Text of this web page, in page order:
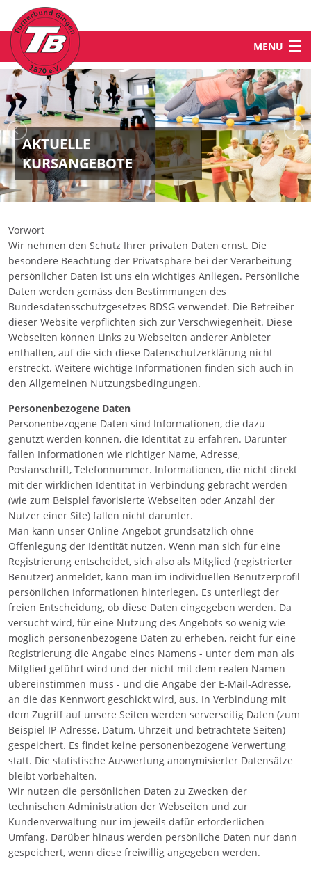
MENU
STARTSEITE
NEWS
ABTEILUNGEN & ANGEBOTE
KONTAKT
AKTUELLE
KURSANGEBOTE
Vorwort
Wir nehmen den Schutz Ihrer privaten Daten ernst. Die
besondere Beachtung der Privatsphäre bei der Verarbeitung
persönlicher Daten ist uns ein wichtiges Anliegen. Persönliche
Daten werden gemäss den Bestimmungen des
Bundesdatensschutzgesetzes BDSG verwendet. Die Betreiber
dieser Website verpflichten sich zur Verschwiegenheit. Diese
Webseiten können Links zu Webseiten anderer Anbieter
enthalten, auf die sich diese Datenschutzerklärung nicht
erstreckt. Weitere wichtige Informationen finden sich auch in
den Allgemeinen Nutzungsbedingungen.
Personenbezogene Daten
Personenbezogene Daten sind Informationen, die dazu
genutzt werden können, die Identität zu erfahren. Darunter
fallen Informationen wie richtiger Name, Adresse,
Postanschrift, Telefonnummer. Informationen, die nicht direkt
mit der wirklichen Identität in Verbindung gebracht werden
(wie zum Beispiel favorisierte Webseiten oder Anzahl der
Nutzer einer Site) fallen nicht darunter.
Man kann unser Online-Angebot grundsätzlich ohne
Offenlegung der Identität nutzen. Wenn man sich für eine
Registrierung entscheidet, sich also als Mitglied (registrierter
Benutzer) anmeldet, kann man im individuellen Benutzerprofil
persönlichen Informationen hinterlegen. Es unterliegt der
freien Entscheidung, ob diese Daten eingegeben werden. Da
versucht wird, für eine Nutzung des Angebots so wenig wie
möglich personenbezogene Daten zu erheben, reicht für eine
Registrierung die Angabe eines Namens - unter dem man als
Mitglied geführt wird und der nicht mit dem realen Namen
übereinstimmen muss - und die Angabe der E-Mail-Adresse,
an die das Kennwort geschickt wird, aus. In Verbindung mit
dem Zugriff auf unsere Seiten werden serverseitig Daten (zum
Beispiel IP-Adresse, Datum, Uhrzeit und betrachtete Seiten)
gespeichert. Es findet keine personenbezogene Verwertung
statt. Die statistische Auswertung anonymisierter Datensätze
bleibt vorbehalten.
Wir nutzen die persönlichen Daten zu Zwecken der
technischen Administration der Webseiten und zur
Kundenverwaltung nur im jeweils dafür erforderlichen
Umfang. Darüber hinaus werden persönliche Daten nur dann
gespeichert, wenn diese freiwillig angegeben werden.